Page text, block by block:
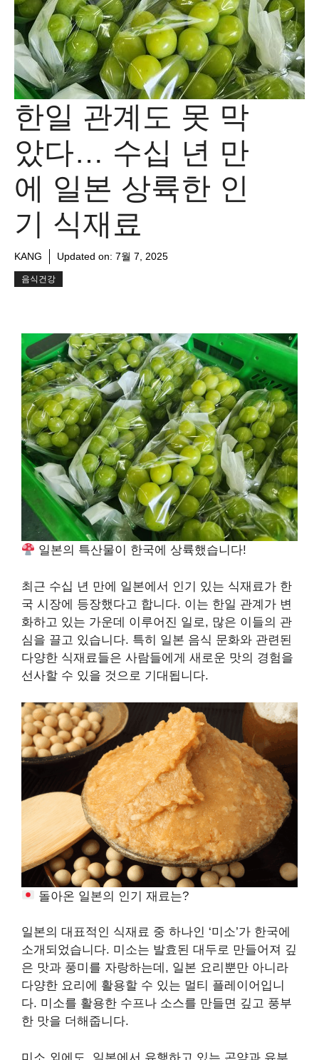
한일 관계도 못 막
았다… 수십 년 만
에 일본 상륙한 인
기 식재료
KANG Updated on: 7월 7, 2025
음식건강
일본의 특산물이 한국에 상륙했습니다!
최근 수십 년 만에 일본에서 인기 있는 식재료가 한
국 시장에 등장했다고 합니다. 이는 한일 관계가 변
화하고 있는 가운데 이루어진 일로, 많은 이들의 관
심을 끌고 있습니다. 특히 일본 음식 문화와 관련된
다양한 식재료들은 사람들에게 새로운 맛의 경험을
선사할 수 있을 것으로 기대됩니다.
돌아온 일본의 인기 재료는?
일본의 대표적인 식재료 중 하나인 ‘미소’가 한국에
소개되었습니다. 미소는 발효된 대두로 만들어져 깊
은 맛과 풍미를 자랑하는데, 일본 요리뿐만 아니라
다양한 요리에 활용할 수 있는 멀티 플레이어입니
다. 미소를 활용한 수프나 소스를 만들면 깊고 풍부
한 맛을 더해줍니다.
미소 외에도, 일본에서 유행하고 있는 곤약과 유부